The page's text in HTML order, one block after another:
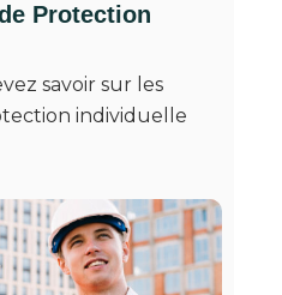
Protection
savoir sur les
individuelle